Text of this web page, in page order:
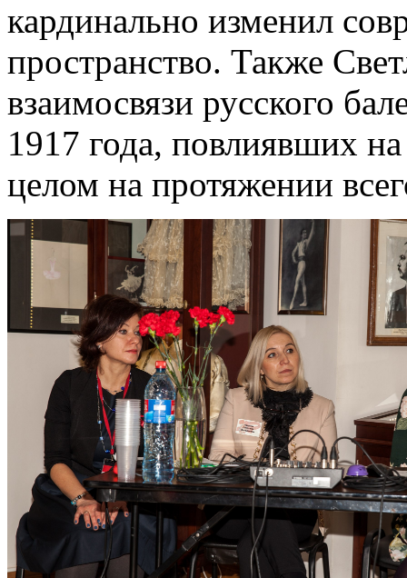
кардинально изменил
пространство. Также
взаимосвязи русского
1917 года, повлиявших на
целом на протяжении